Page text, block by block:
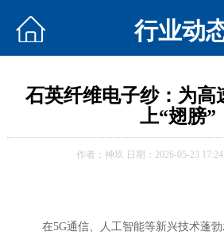
行业动
石英纤维电子纱：为高
上“翅膀”
作者：神玖 日期：2026-05-23
在5G通信、人工智能等新兴技术蓬